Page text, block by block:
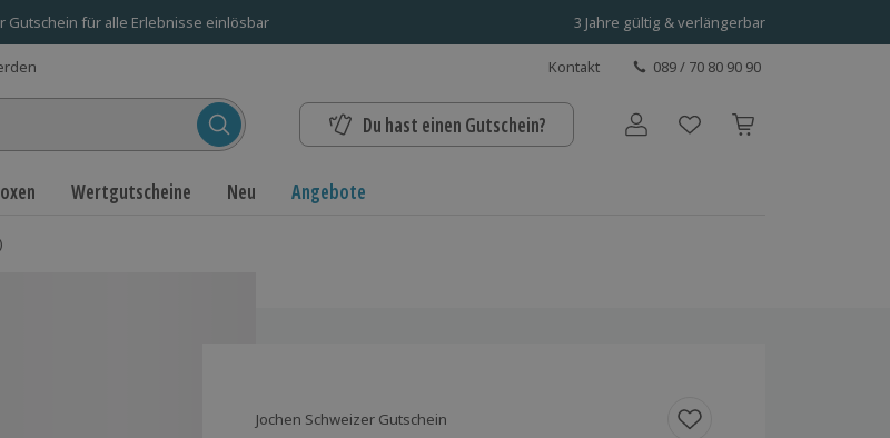
Gutschein für alle Erlebnisse einlösbar 3 Jahre gültig & verlängerbar
Kontakt 089 / 70 80 90 90
Du hast einen Gutschein? Benutzerkonto
Wertgutscheine Neu Angebote
Jochen Schweizer Gutschein